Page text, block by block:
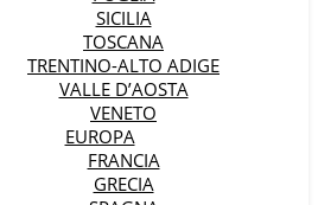
SICILIA
TOSCANA
TRENTINO-ALTO ADIGE
VALLE D’AOSTA
VENETO
EUROPA
FRANCIA
GRECIA